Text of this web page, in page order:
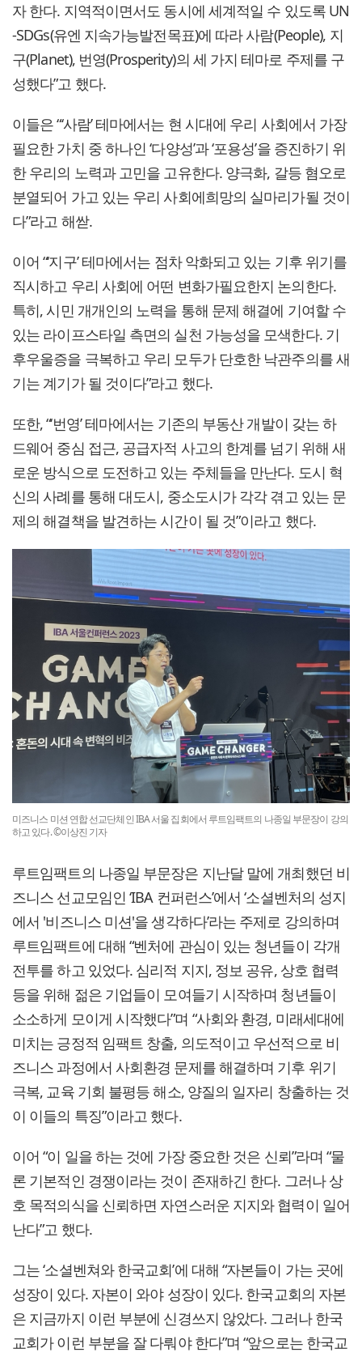
자 한다. 지역적이면서도 동시에 세계적일 수 있도록 UN
-SDGs(유엔 지속가능발전목표)에 따라 사람(People), 지
구(Planet), 번영(Prosperity)의 세 가지 테마로 주제를 구
성했다”고 했다.
이들은 “‘사람’ 테마에서는 현 시대에 우리 사회에서 가장
필요한 가치 중 하나인 ‘다양성’과 ‘포용성’을 증진하기 위
한 우리의 노력과 고민을 고유한다. 양극화, 갈등 혐오로
분열되어 가고 있는 우리 사회에희망의 실마리가될 것이
다”라고 해싿.
이어 “‘지구’ 테마에서는 점차 악화되고 있는 기후 위기를
직시하고 우리 사회에 어떤 변화가필요한지 논의한다.
특히, 시민 개개인의 노력을 통해 문제 해결에 기여할 수
있는 라이프스타일 측면의 실천 가능성을 모색한다. 기
후우울증을 극복하고 우리 모두가 단호한 낙관주의를 새
기는 계기가 될 것이다”라고 했다.
또한, “‘번영’ 테마에서는 기존의 부동산 개발이 갖는 하
드웨어 중심 접근, 공급자적 사고의 한계를 넘기 위해 새
로운 방식으로 도전하고 있는 주체들을 만난다. 도시 혁
신의 사례를 통해 대도시, 중소도시가 각각 겪고 있는 문
제의 해결책을 발견하는 시간이 될 것”이라고 했다.
미즈니스 미션 연합 선교단체인 IBA 서울 집회에서 루트임팩트의 나종일 부문장이 강의
하고 있다. ©이상진 기자
루트임팩트의 나종일 부문장은 지난달 말에 개최했던 비
즈니스 선교모임인 ‘IBA 컨퍼런스’에서 ‘소셜벤처의 성지
에서 '비즈니스 미션'을 생각하다’라는 주제로 강의하며
루트임팩트에 대해 “벤처에 관심이 있는 청년들이 각개
전투를 하고 있었다. 심리적 지지, 정보 공유, 상호 협력
등을 위해 젊은 기업들이 모여들기 시작하며 청년들이
소소하게 모이게 시작했다”며 “사회와 환경, 미래세대에
미치는 긍정적 임팩트 창출, 의도적이고 우선적으로 비
즈니스 과정에서 사회환경 문제를 해결하며 기후 위기
극복, 교육 기회 불평등 해소, 양질의 일자리 창출하는 것
이 이들의 특징”이라고 했다.
이어 “이 일을 하는 것에 가장 중요한 것은 신뢰”라며 “물
론 기본적인 경쟁이라는 것이 존재하긴 한다. 그러나 상
호 목적의식을 신뢰하면 자연스러운 지지와 협력이 일어
난다”고 했다.
그는 ‘소셜벤쳐와 한국교회’에 대해 “자본들이 가는 곳에
성장이 있다. 자본이 와야 성장이 있다. 한국교회의 자본
은 지금까지 이런 부분에 신경쓰지 않았다. 그러나 한국
교회가 이런 부분을 잘 다뤄야 한다”며 “앞으로는 한국교